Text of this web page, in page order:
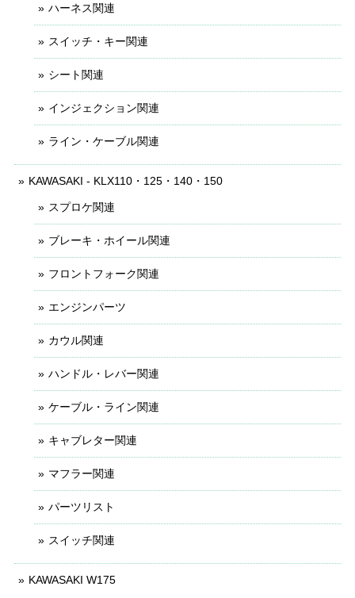
ハーネス関連
スイッチ・キー関連
シート関連
インジェクション関連
ライン・ケーブル関連
KAWASAKI - KLX110・125・140・150
スプロケ関連
ブレーキ・ホイール関連
フロントフォーク関連
エンジンパーツ
カウル関連
ハンドル・レバー関連
ケーブル・ライン関連
キャブレター関連
マフラー関連
パーツリスト
スイッチ関連
KAWASAKI W175